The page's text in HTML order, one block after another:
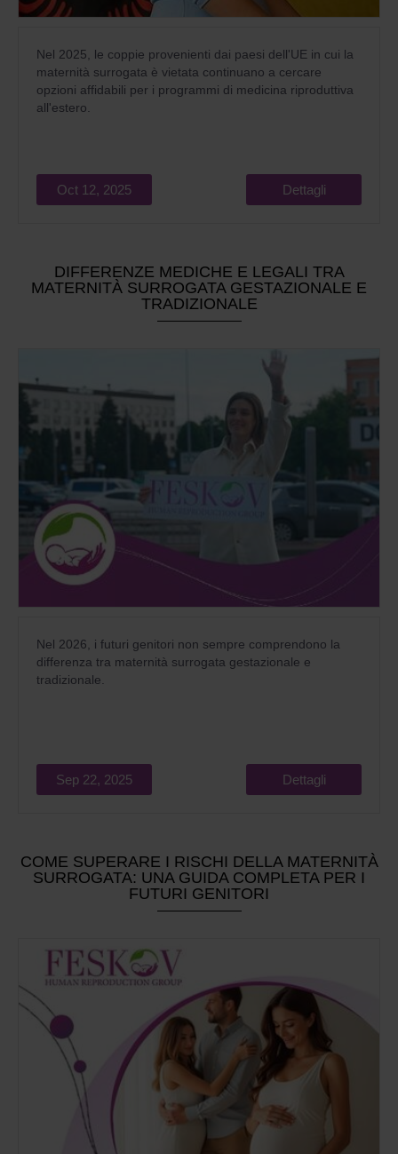
Nel 2025, le coppie provenienti dai paesi dell'UE in cui la
maternità surrogata è vietata continuano a cercare
opzioni affidabili per i programmi di medicina riproduttiva
all'estero.
Oct 12, 2025 Dettagli
DIFFERENZE MEDICHE E LEGALI TRA
MATERNITÀ SURROGATA GESTAZIONALE E
TRADIZIONALE
Nel 2026, i futuri genitori non sempre comprendono la
differenza tra maternità surrogata gestazionale e
tradizionale.
Sep 22, 2025 Dettagli
COME SUPERARE I RISCHI DELLA MATERNITÀ
SURROGATA: UNA GUIDA COMPLETA PER I
FUTURI GENITORI